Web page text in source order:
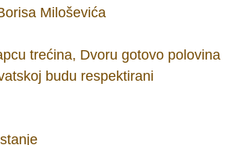
Miloševića
trećina, Dvoru gotovo polovina
budu respektirani